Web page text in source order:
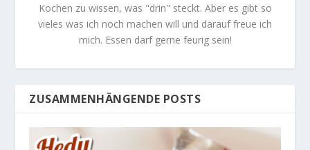
Kochen zu wissen, was "drin" steckt. Aber es gibt so
vieles was ich noch machen will und darauf freue ich
mich. Essen darf gerne feurig sein!
ZUSAMMENHÄNGENDE POSTS